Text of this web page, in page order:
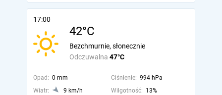
17:00
42°C
Odczuwalna 47°C
Bezchmurnie, słonecznie
Opad: 0 mm Ciśnienie: 994 hPa
Wiatr:
9 km/h Wilgotność: 13%